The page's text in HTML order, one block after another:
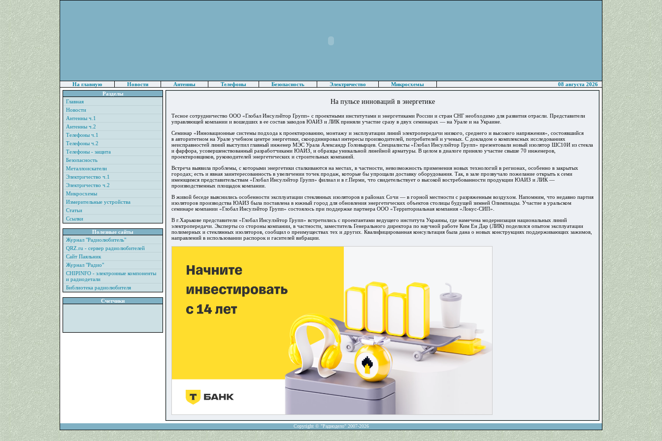
На главную Новости Антенны Телефоны Безопасность Электричество Микросхемы
08 августа 2026
Разделы
Главная
Новости
Антенны ч.1
Антенны ч.2
Телефоны ч.1
Телефоны ч.2
Телефоны - защита
Безопасность
Металлоискатели
Электричество ч.1
Электричество ч.2
Микросхемы
Измерительные устройства
Статьи
Ссылки
Полезные сайты
Журнал "Радиолюбитель"
QRZ.ru - сервер радиолюбителей
Сайт Паяльник
Журнал "Радио"
CHIPINFO - электронные компоненты
и радиодетали
Библиотека радиолюбителя
Счетчики
На пульсе инноваций в энергетике
Тесное сотрудничество ООО «Глобал Инсулэйтор Групп» с проектными институтами и энергетиками России и стран СНГ необходимо для развития отрасли. Представители
управляющей компании и вошедших в ее состав заводов ЮАИЗ и ЛИК приняли участие сразу в двух семинарах — на Урале и на Украине.
Семинар «Инновационные системы подхода к проектированию, монтажу и эксплуатации линий электропередачи низкого, среднего и высокого напряжения», состоявшийся
в авторитетном на Урале учебном центре энергетики, скоординировал интересы производителей, потребителей и ученых. С докладом о комплексных исследованиях
неисправностей линий выступил главный инженер МЭС Урала Александр Головырцев. Специалисты «Глобал Инсулэйтор Групп» презентовали новый изолятор ШС10И из стекла
и фарфора, усовершенствованный разработчиками ЮАИЗ, и образцы уникальной линейной арматуры. В целом в диалоге приняло участие свыше 70 инженеров,
проектировщиков, руководителей энергетических и строительных компаний.
Встреча выявила проблемы, с которыми энергетики сталкиваются на местах, в частности, невозможность применения новых технологий в регионах, особенно в закрытых
городах; есть и явная заинтересованность в увеличении точек продаж, которые бы упрощали доставку оборудования. Так, в зале прозвучало пожелание открыть к семи
имеющимся представительствам «Глобал Инсулэйтор Групп» филиал и в г.Перми, что свидетельствует о высокой востребованности продукции ЮАИЗ и ЛИК —
производственных площадок компании.
В живой беседе выяснились особенности эксплуатации стеклянных изоляторов в районах Сочи — в горной местности с разряженным воздухом. Напомним, что недавно партия
изоляторов производства ЮАИЗ была поставлена в южный город для обновления энергетических объектов столицы будущей зимней Олимпиады. Участие в уральском
семинаре компании «Глобал Инсулэйтор Групп» состоялось при поддержке партнера ООО «Территориальная компания «Локус-СИП».
В г.Харькове представители «Глобал Инсулэйтор Групп» встретились с проектантами ведущего института Украины, где намечена модернизация национальных линий
электропередачи. Эксперты со стороны компании, в частности, заместитель Генерального директора по научной работе Ким Ен Дар (ЛИК) поделился опытом эксплуатации
полимерных и стеклянных изоляторов, сообщил о преимуществах тех и других. Квалифицированная консультация была дана о новых конструкциях поддерживающих зажимов,
направлений в использовании распорок и гасителей вибрации.
Copyright © "Радиодело" 2007-2026